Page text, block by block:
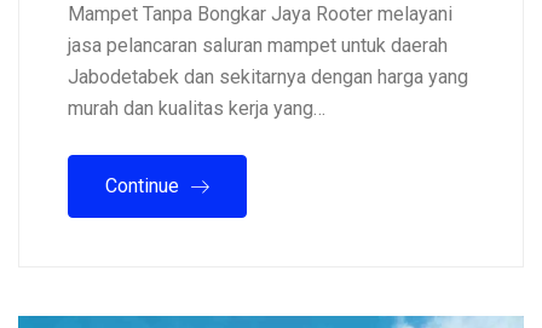
Mampet Tanpa Bongkar Jaya Rooter melayani
jasa pelancaran saluran mampet untuk daerah
Jabodetabek dan sekitarnya dengan harga yang
murah dan kualitas kerja yang…
Continue